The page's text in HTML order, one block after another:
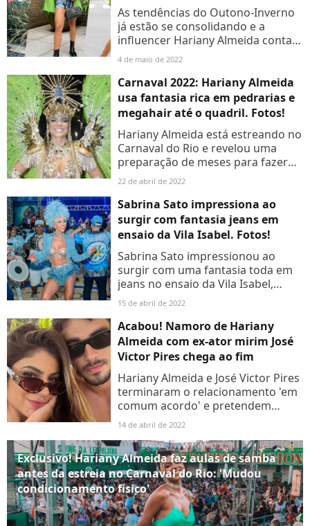
As tendências do Outono-Inverno
já estão se consolidando e a
influencer Hariany Almeida conta
ao Purepeople mais sobre suas
em detalhes a seguir:
4 de maio de 2022
Carnaval 2022: Hariany Almeida
usa fantasia rica em pedrarias e
megahair até o quadril. Fotos!
Hariany Almeida está estreando no
Carnaval do Rio e revelou uma
preparação de meses para fazer
bonito na Avenida. Para a fantasia,
pedrarias nas cores da...
22 de abril de 2022
Sabrina Sato impressiona ao
surgir com fantasia jeans em
ensaio da Vila Isabel. Fotos!
Sabrina Sato impressionou ao
surgir com uma fantasia toda em
jeans no ensaio da Vila Isabel,
escola de samba em que é rainha
plumas e franjas, a roupa...
15 de abril de 2022
Acabou! Namoro de Hariany
Almeida com ex-ator mirim José
Victor Pires chega ao fim
Hariany Almeida e José Victor Pires
terminaram o relacionamento 'em
comum acordo' e pretendem
seguir amigos.
14 de abril de 2022
Exclusivo! Hariany Almeida faz aulas de samba
antes da estreia no Carnaval do Rio: 'Mudou
condicionamento físico'
7 de março de 2022